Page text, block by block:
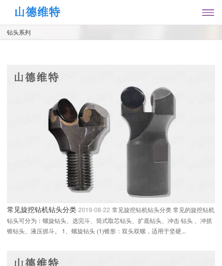
钻头系列
常见旋挖钻机钻头分类 2019-08-22 常见旋挖钻机钻头分类 常见的旋挖钻机
钻头可分为：螺旋钻头、选完斗、筒式取芯钻头、扩底钻头、冲击 钻头 、冲抓
锥钻头、液压抓斗。 1、螺旋钻头 (1)锥形：双头双螺，适用于坚硬...